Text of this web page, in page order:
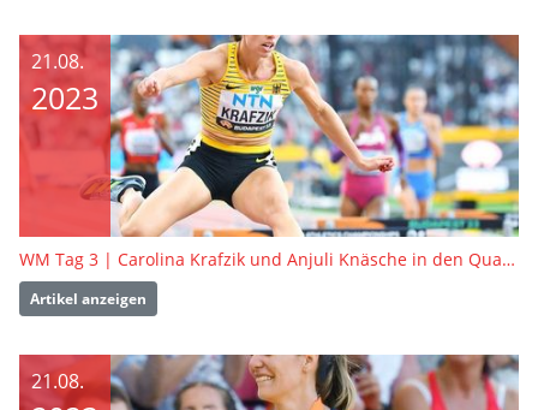
21.08.
2023
WM Tag 3 | Carolina Krafzik und Anjuli Knäsche in den Qualifikationswettbewerben
Artikel anzeigen
21.08.